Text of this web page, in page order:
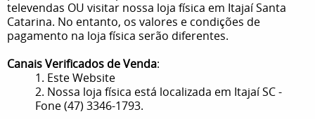
televendas OU visitar nossa loja física em Itajaí Santa
Catarina. No entanto, os valores e condições de
pagamento na loja física serão diferentes.
Canais Verificados de Venda:
1. Este Website
2. Nossa loja física está localizada em Itajaí SC -
Fone (47) 3346-1793.